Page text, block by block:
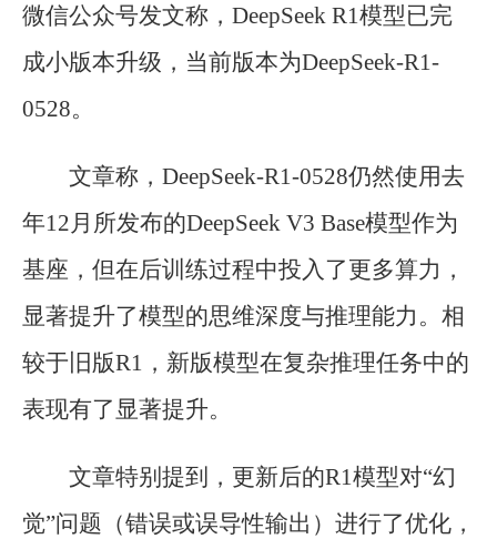
微信公众号发文称，DeepSeek R1模型已完
成小版本升级，当前版本为DeepSeek-R1-
0528。
文章称，DeepSeek-R1-0528仍然使用去
年12月所发布的DeepSeek V3 Base模型作为
基座，但在后训练过程中投入了更多算力，
显著提升了模型的思维深度与推理能力。相
较于旧版R1，新版模型在复杂推理任务中的
表现有了显著提升。
文章特别提到，更新后的R1模型对“幻
觉”问题（错误或误导性输出）进行了优化，